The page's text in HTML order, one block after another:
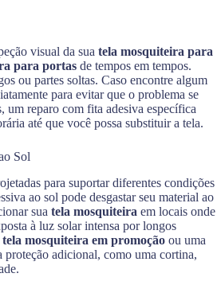
visual da sua tela mosquiteira para
para portas de tempos em tempos.
ou partes soltas. Caso encontre algum
para evitar que o problema se
um reparo com fita adesiva específica
até que você possa substituir a tela.
Sol
para suportar diferentes condições
ao sol pode desgastar seu material ao
sua tela mosquiteira em locais onde
à luz solar intensa por longos
tela mosquiteira em promoção ou uma
proteção adicional, como uma cortina,